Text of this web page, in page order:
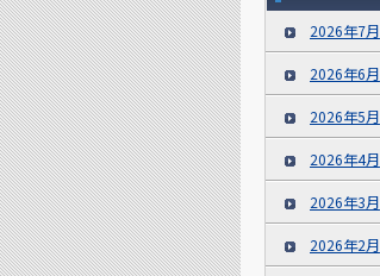
2026年7月
2026年6月
2026年5月
2026年4月
2026年3月
2026年2月